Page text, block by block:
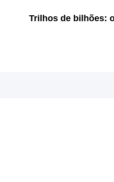
Trilhos de bilhões: